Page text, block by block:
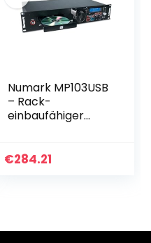
Numark MP103USB
– Rack-
einbaufähiger
dedizierten
€284.21